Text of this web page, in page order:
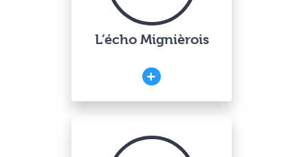
L’écho Mignièrois